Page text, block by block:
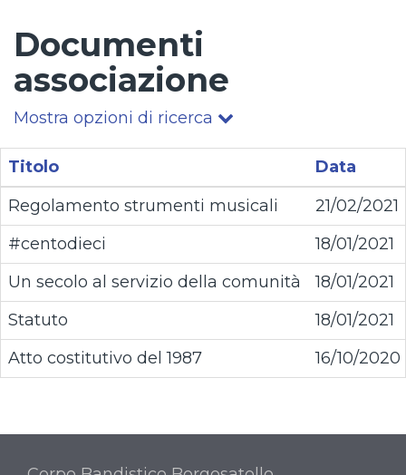
Documenti
associazione
Mostra opzioni di ricerca
Titolo
Data
Regolamento strumenti musicali
21/02/2021
#centodieci
18/01/2021
Un secolo al servizio della comunità
18/01/2021
Statuto
18/01/2021
Atto costitutivo del 1987
16/10/2020